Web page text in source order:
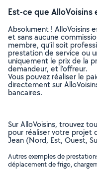
Est-ce que AlloVoisins
Absolument ! AlloVoisins
et sans aucune
membre, qu’il soit
prestation de service ou
uniquement le prix de la
demandeur, et l’offreur.
Vous pouvez réaliser le
directement sur
bancaires.
Sur AlloVoisins, trouvez
pour réaliser votre projet
Jean (Nord, Est, Ouest,
Autres exemples de
déplacement de frigo,